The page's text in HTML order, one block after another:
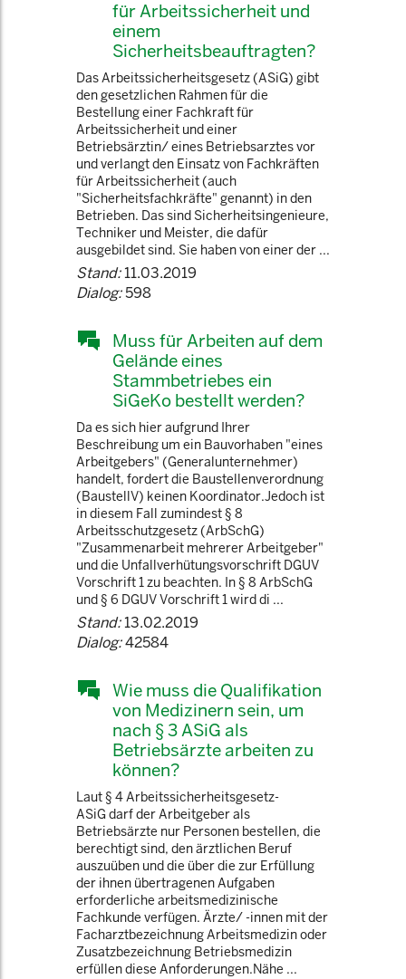
für Arbeitssicherheit und
einem
Sicherheitsbeauftragten?
Das Arbeitssicherheitsgesetz (ASiG) gibt
den gesetzlichen Rahmen für die
Bestellung einer Fachkraft für
Arbeitssicherheit und einer
Betriebsärztin/ eines Betriebsarztes vor
und verlangt den Einsatz von Fachkräften
für Arbeitssicherheit (auch
"Sicherheitsfachkräfte" genannt) in den
Betrieben. Das sind Sicherheitsingenieure,
Techniker und Meister, die dafür
ausgebildet sind. Sie haben von einer der ...
Stand:11.03.2019
Dialog:598
Muss für Arbeiten auf dem
Gelände eines
Stammbetriebes ein
SiGeKo bestellt werden?
Da es sich hier aufgrund Ihrer
Beschreibung um ein Bauvorhaben "eines
Arbeitgebers" (Generalunternehmer)
handelt, fordert die Baustellenverordnung
(BaustellV) keinen Koordinator.Jedoch ist
in diesem Fall zumindest § 8
Arbeitsschutzgesetz (ArbSchG)
"Zusammenarbeit mehrerer Arbeitgeber"
und die Unfallverhütungsvorschrift DGUV
Vorschrift 1 zu beachten. In § 8 ArbSchG
und § 6 DGUV Vorschrift 1 wird di ...
Stand:13.02.2019
Dialog:42584
Wie muss die Qualifikation
von Medizinern sein, um
nach § 3 ASiG als
Betriebsärzte arbeiten zu
können?
Laut § 4 Arbeitssicherheitsgesetz-
ASiG darf der Arbeitgeber als
Betriebsärzte nur Personen bestellen, die
berechtigt sind, den ärztlichen Beruf
auszuüben und die über die zur Erfüllung
der ihnen übertragenen Aufgaben
erforderliche arbeitsmedizinische
Fachkunde verfügen. Ärzte/ -innen mit der
Facharztbezeichnung Arbeitsmedizin oder
Zusatzbezeichnung Betriebsmedizin
erfüllen diese Anforderungen.Nähe ...